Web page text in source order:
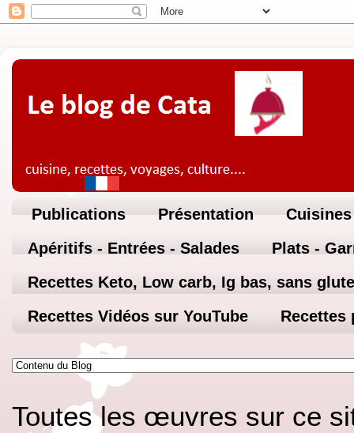
Publications Présentation
Apéritifs - Entrées - Salades
Plats -
Recettes Keto, Low carb, Ig bas, sans
Recettes Vidéos sur YouTube
Recettes
Toutes les œuvres sur ce